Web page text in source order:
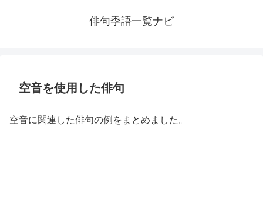
俳句季語一覧ナビ
空音を使用した俳句
空音に関連した俳句の例をまとめました。